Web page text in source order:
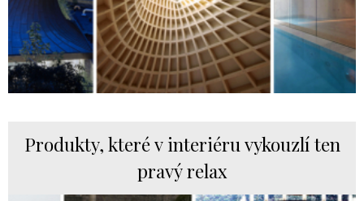
Produkty, které v interiéru vykouzlí ten
pravý relax